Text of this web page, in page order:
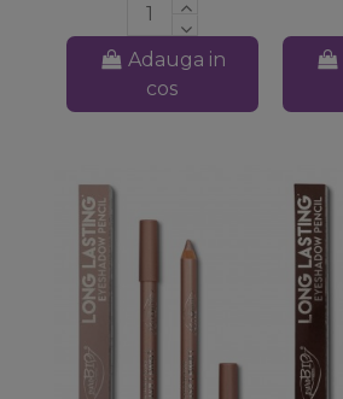
Adauga in
cos